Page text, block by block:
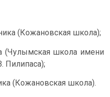
(Кожановская школа);
(Чулымская школа имени
Пилипаса);
(Кожановская школа).